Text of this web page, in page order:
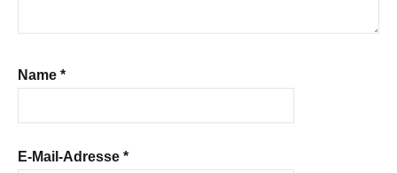
Name *
E-Mail-Adresse *